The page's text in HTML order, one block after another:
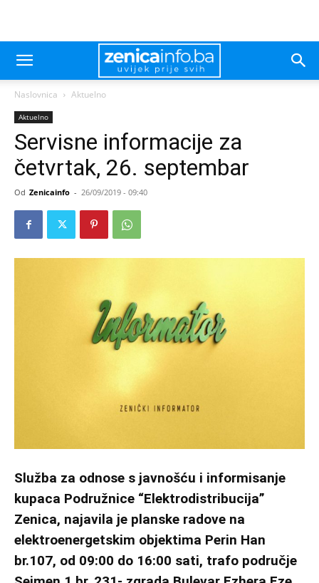
Naslovnica Aktuelno
Aktuelno
Servisne informacije za
četvrtak, 26. septembar
Od Zenicainfo - 26/09/2019 - 09:40
Služba za odnose s javnošću i informisanje
kupaca Podružnice “Elektrodistribucija”
Zenica, najavila je planske radove na
elektroenergetskim objektima Perin Han
br.107, od 09:00 do 16:00 sati, trafo područje